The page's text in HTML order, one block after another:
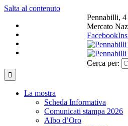
Salta al contenuto
Pennabilli,
Mercato
Facebook
Cerca per:
La mostra
Scheda Informativa
Comunicati stampa 2026
Albo d’Oro